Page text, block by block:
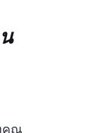
คุณ